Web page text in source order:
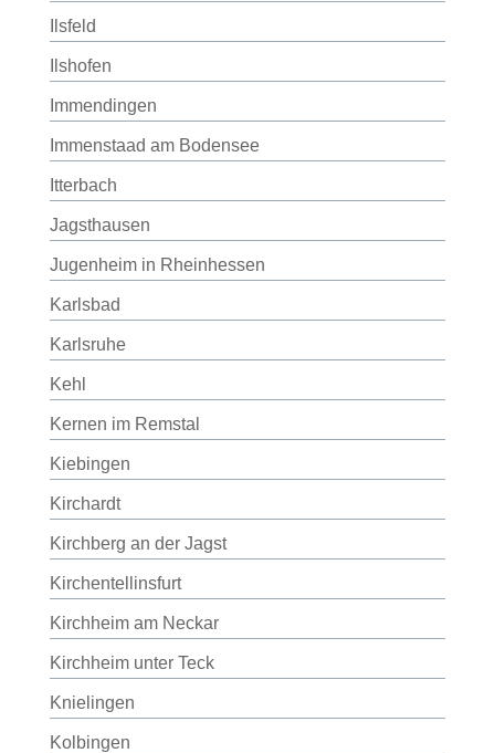
Ilsfeld
Ilshofen
Immendingen
Immenstaad am Bodensee
Itterbach
Jagsthausen
Jugenheim in Rheinhessen
Karlsbad
Karlsruhe
Kehl
Kernen im Remstal
Kiebingen
Kirchardt
Kirchberg an der Jagst
Kirchentellinsfurt
Kirchheim am Neckar
Kirchheim unter Teck
Knielingen
Kolbingen